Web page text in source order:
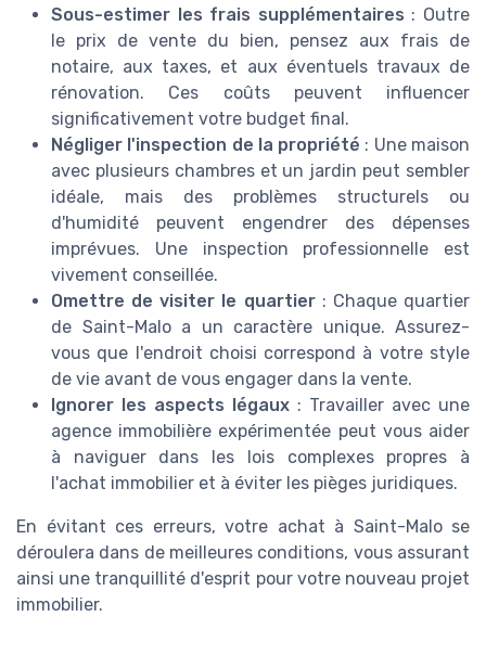
Sous-estimer les frais supplémentaires : Outre
le prix de vente du bien, pensez aux frais de
notaire, aux taxes, et aux éventuels travaux de
rénovation. Ces coûts peuvent influencer
significativement votre budget final.
Négliger l'inspection de la propriété : Une maison
avec plusieurs chambres et un jardin peut sembler
idéale, mais des problèmes structurels ou
d'humidité peuvent engendrer des dépenses
imprévues. Une inspection professionnelle est
vivement conseillée.
Omettre de visiter le quartier: Chaque quartier
de Saint-Malo a un caractère unique. Assurez-
vous que l'endroit choisi correspond à votre style
de vie avant de vous engager dans la vente.
Ignorer les aspects légaux : Travailler avec une
agence immobilière expérimentée peut vous aider
à naviguer dans les lois complexes propres à
l'achat immobilier et à éviter les pièges juridiques.
En évitant ces erreurs, votre achat à Saint-Malo se
déroulera dans de meilleures conditions, vous assurant
ainsi une tranquillité d'esprit pour votre nouveau projet
immobilier.